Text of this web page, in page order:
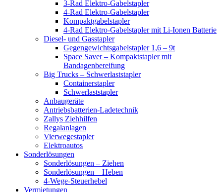
3-Rad Elektro-Gabelstapler
4-Rad Elektro-Gabelstapler
Kompaktgabelstapler
4-Rad Elektro-Gabelstapler mit Li-Ionen Batterie
Diesel- und Gasstapler
Gegengewichtsgabelstapler 1,6 – 9t
Space Saver – Kompaktstapler mit
Bandagenbereifung
Big Trucks – Schwerlaststapler
Containerstapler
Schwerlaststapler
Anbaugeräte
Antriebsbatterien-Ladetechnik
Zallys Ziehhilfen
Regalanlagen
Vierwegestapler
Elektroautos
Sonderlösungen
Sonderlösungen – Ziehen
Sonderlösungen – Heben
4-Wege-Steuerhebel
Vermietungen